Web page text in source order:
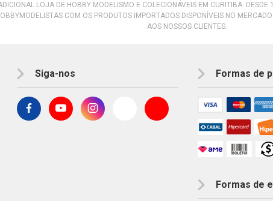
LOJA DE HOBBY MODELISMO E COLECIONÁVEIS EM CURITIBA.
COM OS PRODUTOS IMPORTADOS DISPONÍVEIS NO
AOS NOSSOS CLIENTES.
Siga-nos Formas de
Formas de